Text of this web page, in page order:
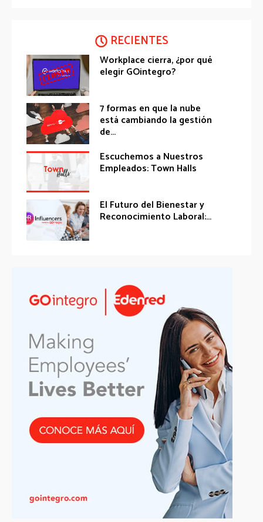
RECIENTES
Workplace cierra, ¿por qué
elegir GOintegro?
7 formas en que la nube
está cambiando la gestión
de...
Escuchemos a Nuestros
Empleados: Town Halls
El Futuro del Bienestar y
Reconocimiento Laboral:...